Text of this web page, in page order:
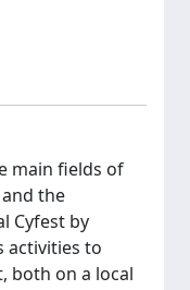
main fields of
the
Cyfest by
activities to
both on a local